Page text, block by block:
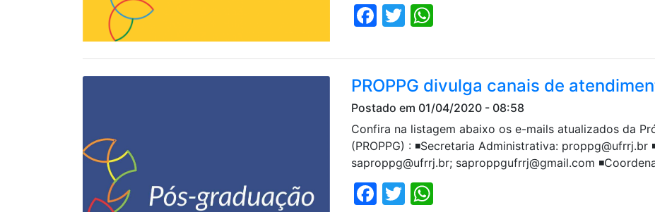
Facebook
Twitter
PROPPG divulga canais de
Postado em 01/04/2020 - 08:58
Confira na listagem abaixo os e-mails atualizados da
(PROPPG) : ◾️Secretaria Administrativa: proppg@ufrrj.br
saproppg@ufrrj.br; saproppgufrrj@gmail.com
Facebook
Twitter